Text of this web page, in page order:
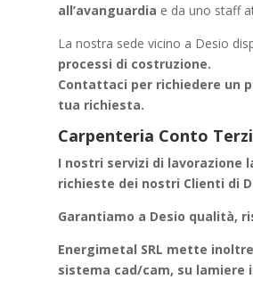
all’avanguardia e da uno staff
La nostra sede vicino a Desio
processi di costruzione.
Contattaci per richiedere un
tua richiesta.
Carpenteria Conto
I nostri servizi di lavorazione
richieste dei nostri Clienti di
Garantiamo a Desio qualità,
Energimetal SRL mette
sistema cad/cam, su lamiere